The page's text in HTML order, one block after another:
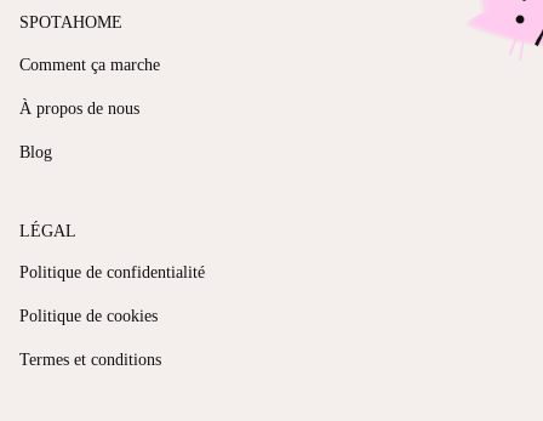
SPOTAHOME
Comment ça marche
À propos de nous
Blog
LÉGAL
Politique de confidentialité
Politique de cookies
Termes et conditions